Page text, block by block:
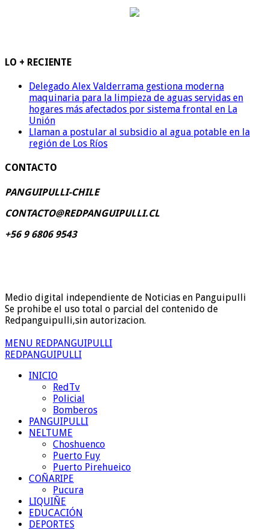
LO + RECIENTE
Delegado Alex Valderrama gestiona moderna
maquinaria para la limpieza de aguas servidas en
hogares más afectados por sistema frontal en La
Unión
Llaman a postular al subsidio al agua potable en la
región de Los Ríos
CONTACTO
PANGUIPULLI-CHILE
CONTACTO@REDPANGUIPULLI.CL
+56 9 6806 9543
Medio digital independiente de Noticias en Panguipulli
Se prohibe el uso total o parcial del contenido de
Redpanguipulli,sin autorizacion.
MENU REDPANGUIPULLI
REDPANGUIPULLI
INICIO
RedTv
Policial
Bomberos
PANGUIPULLI
NELTUME
Choshuenco
Puerto Fuy
Puerto Pirehueico
COÑARIPE
Pucura
LIQUIÑE
EDUCACIÓN
DEPORTES